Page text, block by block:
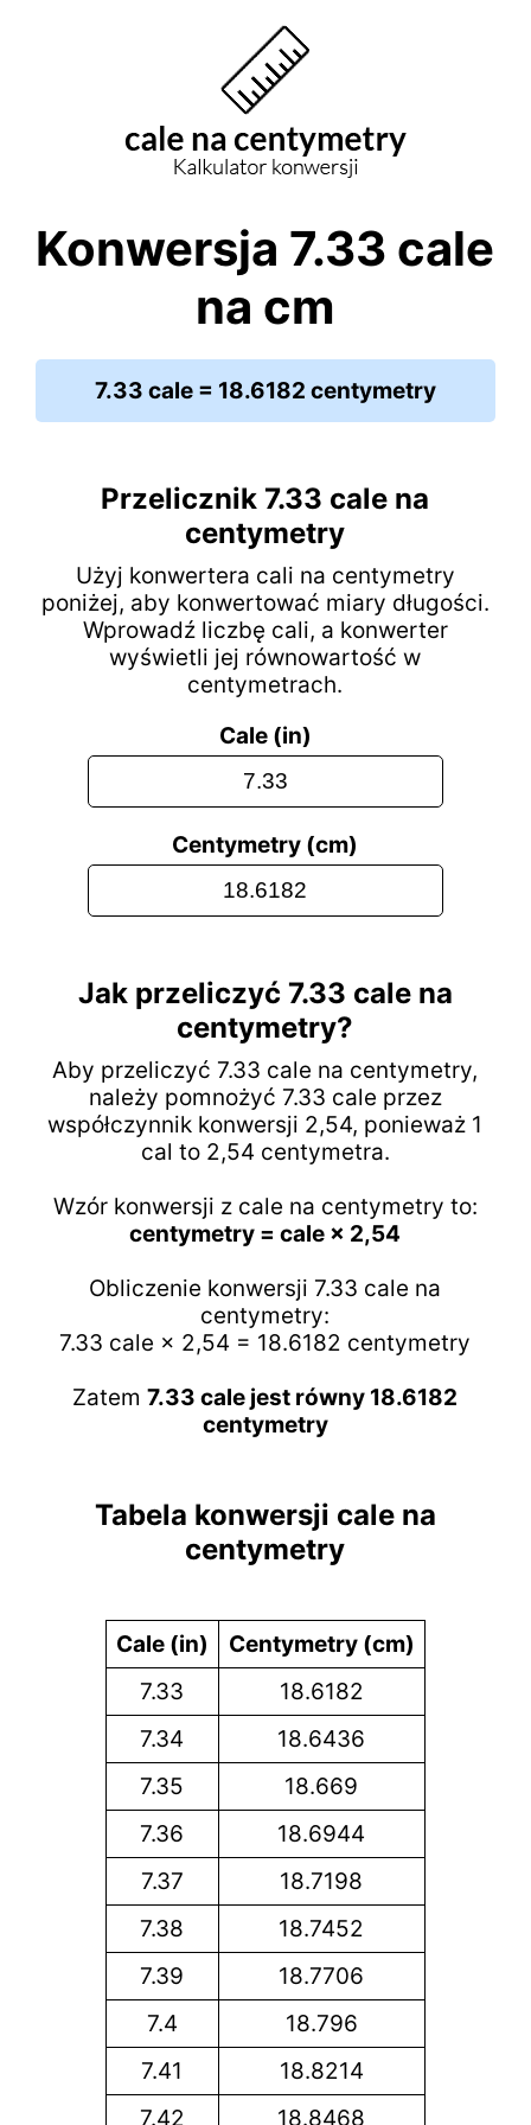
Konwersja 7.33 cale
na cm
7.33 cale = 18.6182 centymetry
Przelicznik 7.33 cale na
centymetry
Użyj konwertera cali na centymetry
poniżej, aby konwertować miary długości.
Wprowadź liczbę cali, a konwerter
wyświetli jej równowartość w
centymetrach.
Cale (in)
Centymetry (cm)
Jak przeliczyć 7.33 cale na
centymetry?
Aby przeliczyć 7.33 cale na centymetry,
należy pomnożyć 7.33 cale przez
współczynnik konwersji 2,54, ponieważ 1
cal to 2,54 centymetra.
Wzór konwersji z cale na centymetry to:
centymetry = cale × 2,54
Obliczenie konwersji 7.33 cale na
centymetry:
7.33 cale × 2,54 = 18.6182 centymetry
Zatem7.33 cale jest równy 18.6182
centymetry
Tabela konwersji cale na
centymetry
Cale (in)
Centymetry (cm)
7.33
18.6182
7.34
18.6436
7.35
18.669
7.36
18.6944
7.37
18.7198
7.38
18.7452
7.39
18.7706
7.4
18.796
7.41
18.8214
7.42
18.8468